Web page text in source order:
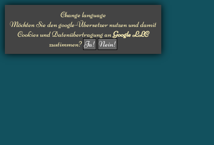
Change language
Möchten Sie den google-Übersetzer nutzen und damit
Cookies und Datenübertragung anGoogle LLC
zustimmen?Ja! Nein!